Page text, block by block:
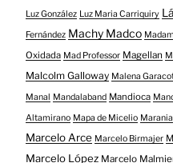
Luz González Luz Maria Carriquiry
Fernández Machy Madco
Oxidada Mad Professor Magellan
Malcolm Galloway Malena
Manal Mandalaband Mandioca
Altamirano Mapa de Micelio Marania
Marcelo Arce Marcelo Birmajer
Marcelo López Marcelo